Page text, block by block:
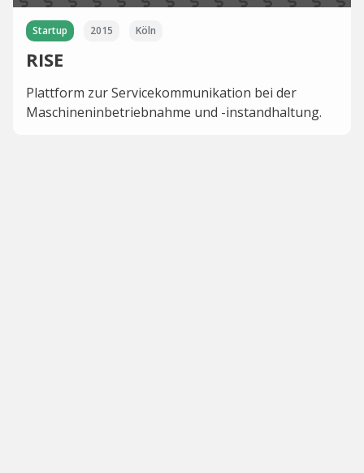
Startup 2015 Köln
RISE
Plattform zur Servicekommunikation bei der
Maschineninbetriebnahme und -instandhaltung.